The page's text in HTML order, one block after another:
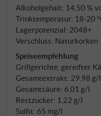
Alkoholgehalt: 14,50 %
Trinktemperatur: 18‑20
Lagerpotenzial: 2048+
Verschluss: Naturkorken
Speiseempfehlung
Grillgerichte, gereifter
Gesamtextrakt: 29,98 g/l
Gesamtsäure: 6,01 g/l
Restzucker: 1,22 g/l
Sulfit: 65 mg/l